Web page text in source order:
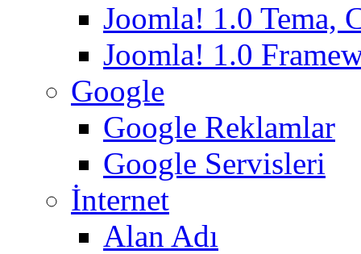
Joomla! 1.0 Tema,
Joomla! 1.0
Google
Google Reklamlar
Google Servisleri
İnternet
Alan Adı